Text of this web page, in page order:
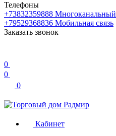
Телефоны
+73832359888 Многоканальный
+79529368836 Мобильная связь
Заказать звонок
0
0
0
Кабинет